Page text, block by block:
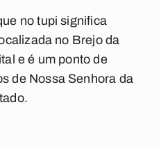
no tupi significa
no Brejo da
e é um ponto de
de Nossa Senhora da